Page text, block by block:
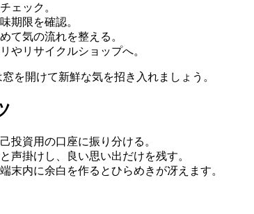
ェック。
期限を確認。
て気の流れを整える。
やリサイクルショップへ。
を開けて新鮮な気を招き入れましょう。
投資用の口座に振り分ける。
声掛けし、良い思い出だけを残す。
末内に余白を作るとひらめきが冴えます。